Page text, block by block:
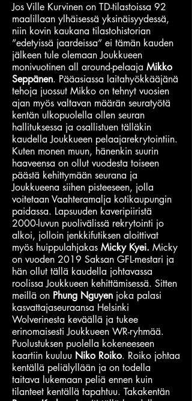
Jos Ville Kurvinen on TD-tilastoissa 92
maalillaan ylhäisessä yksinäisyydessä,
niin kovin kaukana tilastohistorian
”edetyissä jaardeissa” ei tämän kauden
jälkeen tule olemaan Joukkueen
monivuotinen all around-pelaaja Mikko
Seppänen. Pääasiassa laitahyökkääjänä
tehoja juossut Mikko on tehnyt vuosien
ajan myös valtavan määrän seuratyötä
kentän ulkopuolella ollen seuran
hallituksessa ja osallistuen tälläkin
kaudella Joukkueen pelaajarekrytointiin.
Kuten monen muun, hänenkin suurin
haaveensa on ollut vuodesta toiseen
päästä kehittymään seurana ja
Joukkueena siihen pisteeseen, jolla
voitetaan Vaahteramalja kotikaupungin
paidassa. Lapsuuden kaveripiiristä
2000-luvun puolivälissä rekrytointi jo
alkoi, jolloin jenkkifutiksen aloittivat
myös huippulahjakas Micky Kyei. Micky
on vuoden 2019 Saksan GFL-mestari ja
hän ollut tällä kaudella johtavassa
roolissa Joukkueen kehittämisessä. Sitten
meillä on Phung Nguyen joka palasi
kasvattajaseuraansa Helsinki
Wolverinesta keväällä ja tukee
erinomaisesti Joukkueen WR-ryhmää.
Puolustuksen puolella kokeneeseen
kaartiin kuuluu Niko Roiko. Roiko johtaa
kentällä peliälyllään ja on todella
taitava lukemaan peliä ennen kuin
tilanteet kentällä tapahtuu. Takakentän